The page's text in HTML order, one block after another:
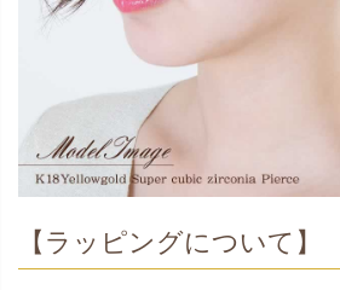
【ラッピングについて】